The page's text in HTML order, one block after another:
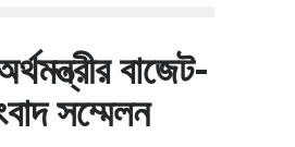
বাজেট-
সম্মেলন